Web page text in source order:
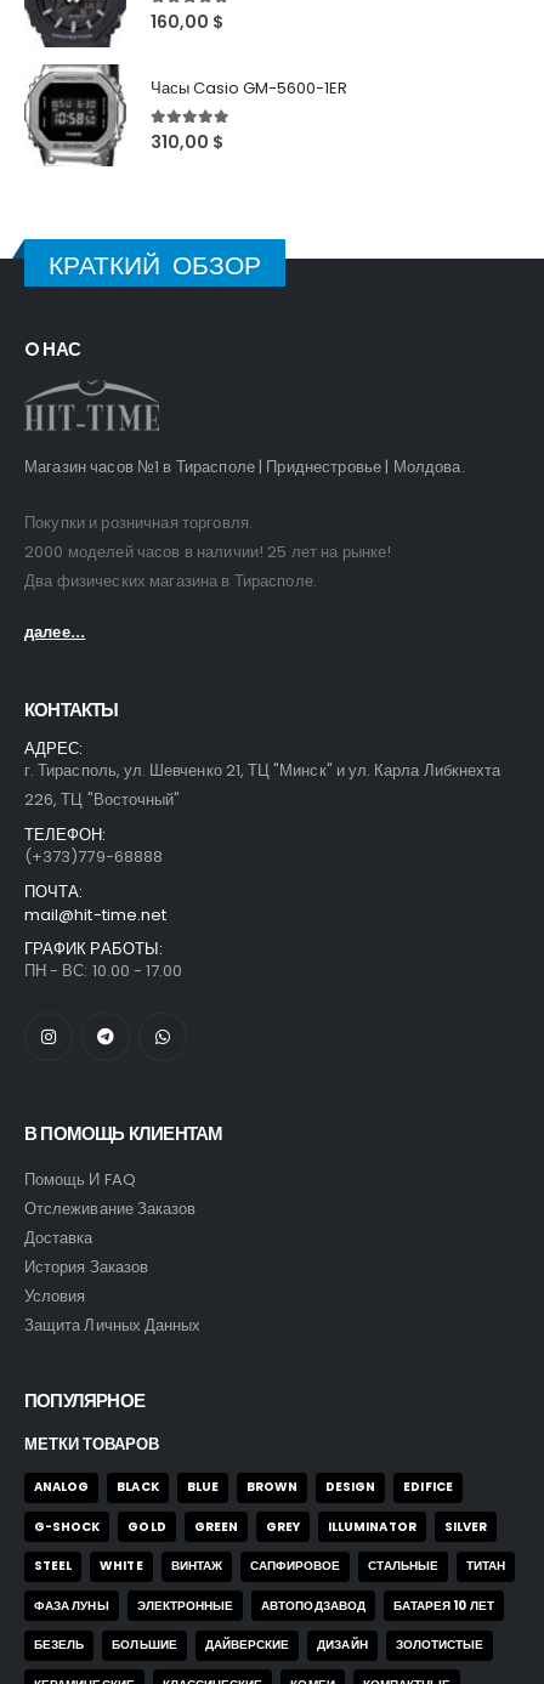
5out of 5
160,00 $
Часы Casio GM-5600-1ER
5out of 5
310,00 $
КРАТКИЙ ОБЗОР
O НАС
Магазин часов №1 в Тирасполе | Приднестровье | Молдова.
Покупки и розничная торговля.
2000 моделей часов в наличии! 25 лет на рынке!
Два физических магазина в Тирасполе.
далее...
КОНТАКТЫ
АДРЕС:
г. Тирасполь, ул. Шевченко 21, ТЦ "Минск" и ул. Карла Либкнехта
226, ТЦ "Восточный"
ТЕЛЕФОН:
(+373)779-68888
ПОЧТА:
mail@hit-time.net
ГРАФИК РАБОТЫ:
ПН - ВС: 10.00 - 17.00
В ПОМОЩЬ КЛИЕНТАМ
Помощь И FAQ
Отслеживание Заказов
Доставка
История Заказов
Условия
Защита Личных Данных
ПОПУЛЯРНОЕ
МЕТКИ ТОВАРОВ
ANALOG BLACK BLUE BROWN DESIGN EDIFICE
G-SHOCK GOLD GREEN GREY ILLUMINATOR SILVER
STEEL WHITE ВИНТАЖ САПФИРОВОЕ СТАЛЬНЫЕ ТИТАН
ФАЗА ЛУНЫ ЭЛЕКТРОННЫЕ АВТОПОДЗАВОД БАТАРЕЯ 10 ЛЕТ
БЕЗЕЛЬ БОЛЬШИЕ ДАЙВЕРСКИЕ ДИЗАЙН ЗОЛОТИСТЫЕ